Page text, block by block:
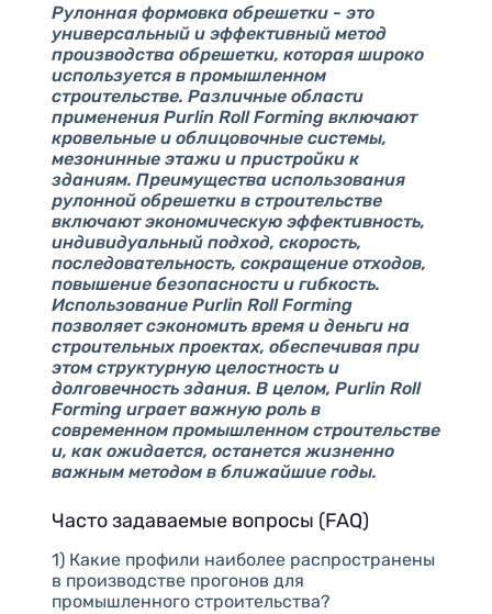
Рулонная формовка обрешетки - это
универсальный и эффективный метод
производства обрешетки, которая широко
используется в промышленном
строительстве. Различные области
применения Purlin Roll Forming включают
кровельные и облицовочные системы,
мезонинные этажи и пристройки к
зданиям. Преимущества использования
рулонной обрешетки в строительстве
включают экономическую эффективность,
индивидуальный подход, скорость,
последовательность, сокращение отходов,
повышение безопасности и гибкость.
Использование Purlin Roll Forming
позволяет сэкономить время и деньги на
строительных проектах, обеспечивая при
этом структурную целостность и
долговечность здания. В целом, Purlin Roll
Forming играет важную роль в
современном промышленном строительстве
и, как ожидается, останется жизненно
важным методом в ближайшие годы.
Часто задаваемые вопросы (FAQ)
1) Какие профили наиболее распространены
в производстве прогонов для
промышленного строительства?